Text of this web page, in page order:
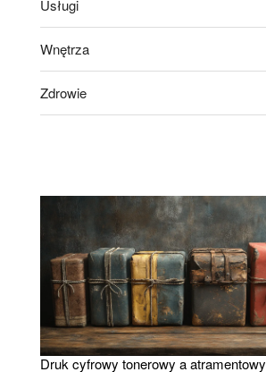
Usługi
Wnętrza
Zdrowie
Druk cyfrowy tonerowy a atramentowy